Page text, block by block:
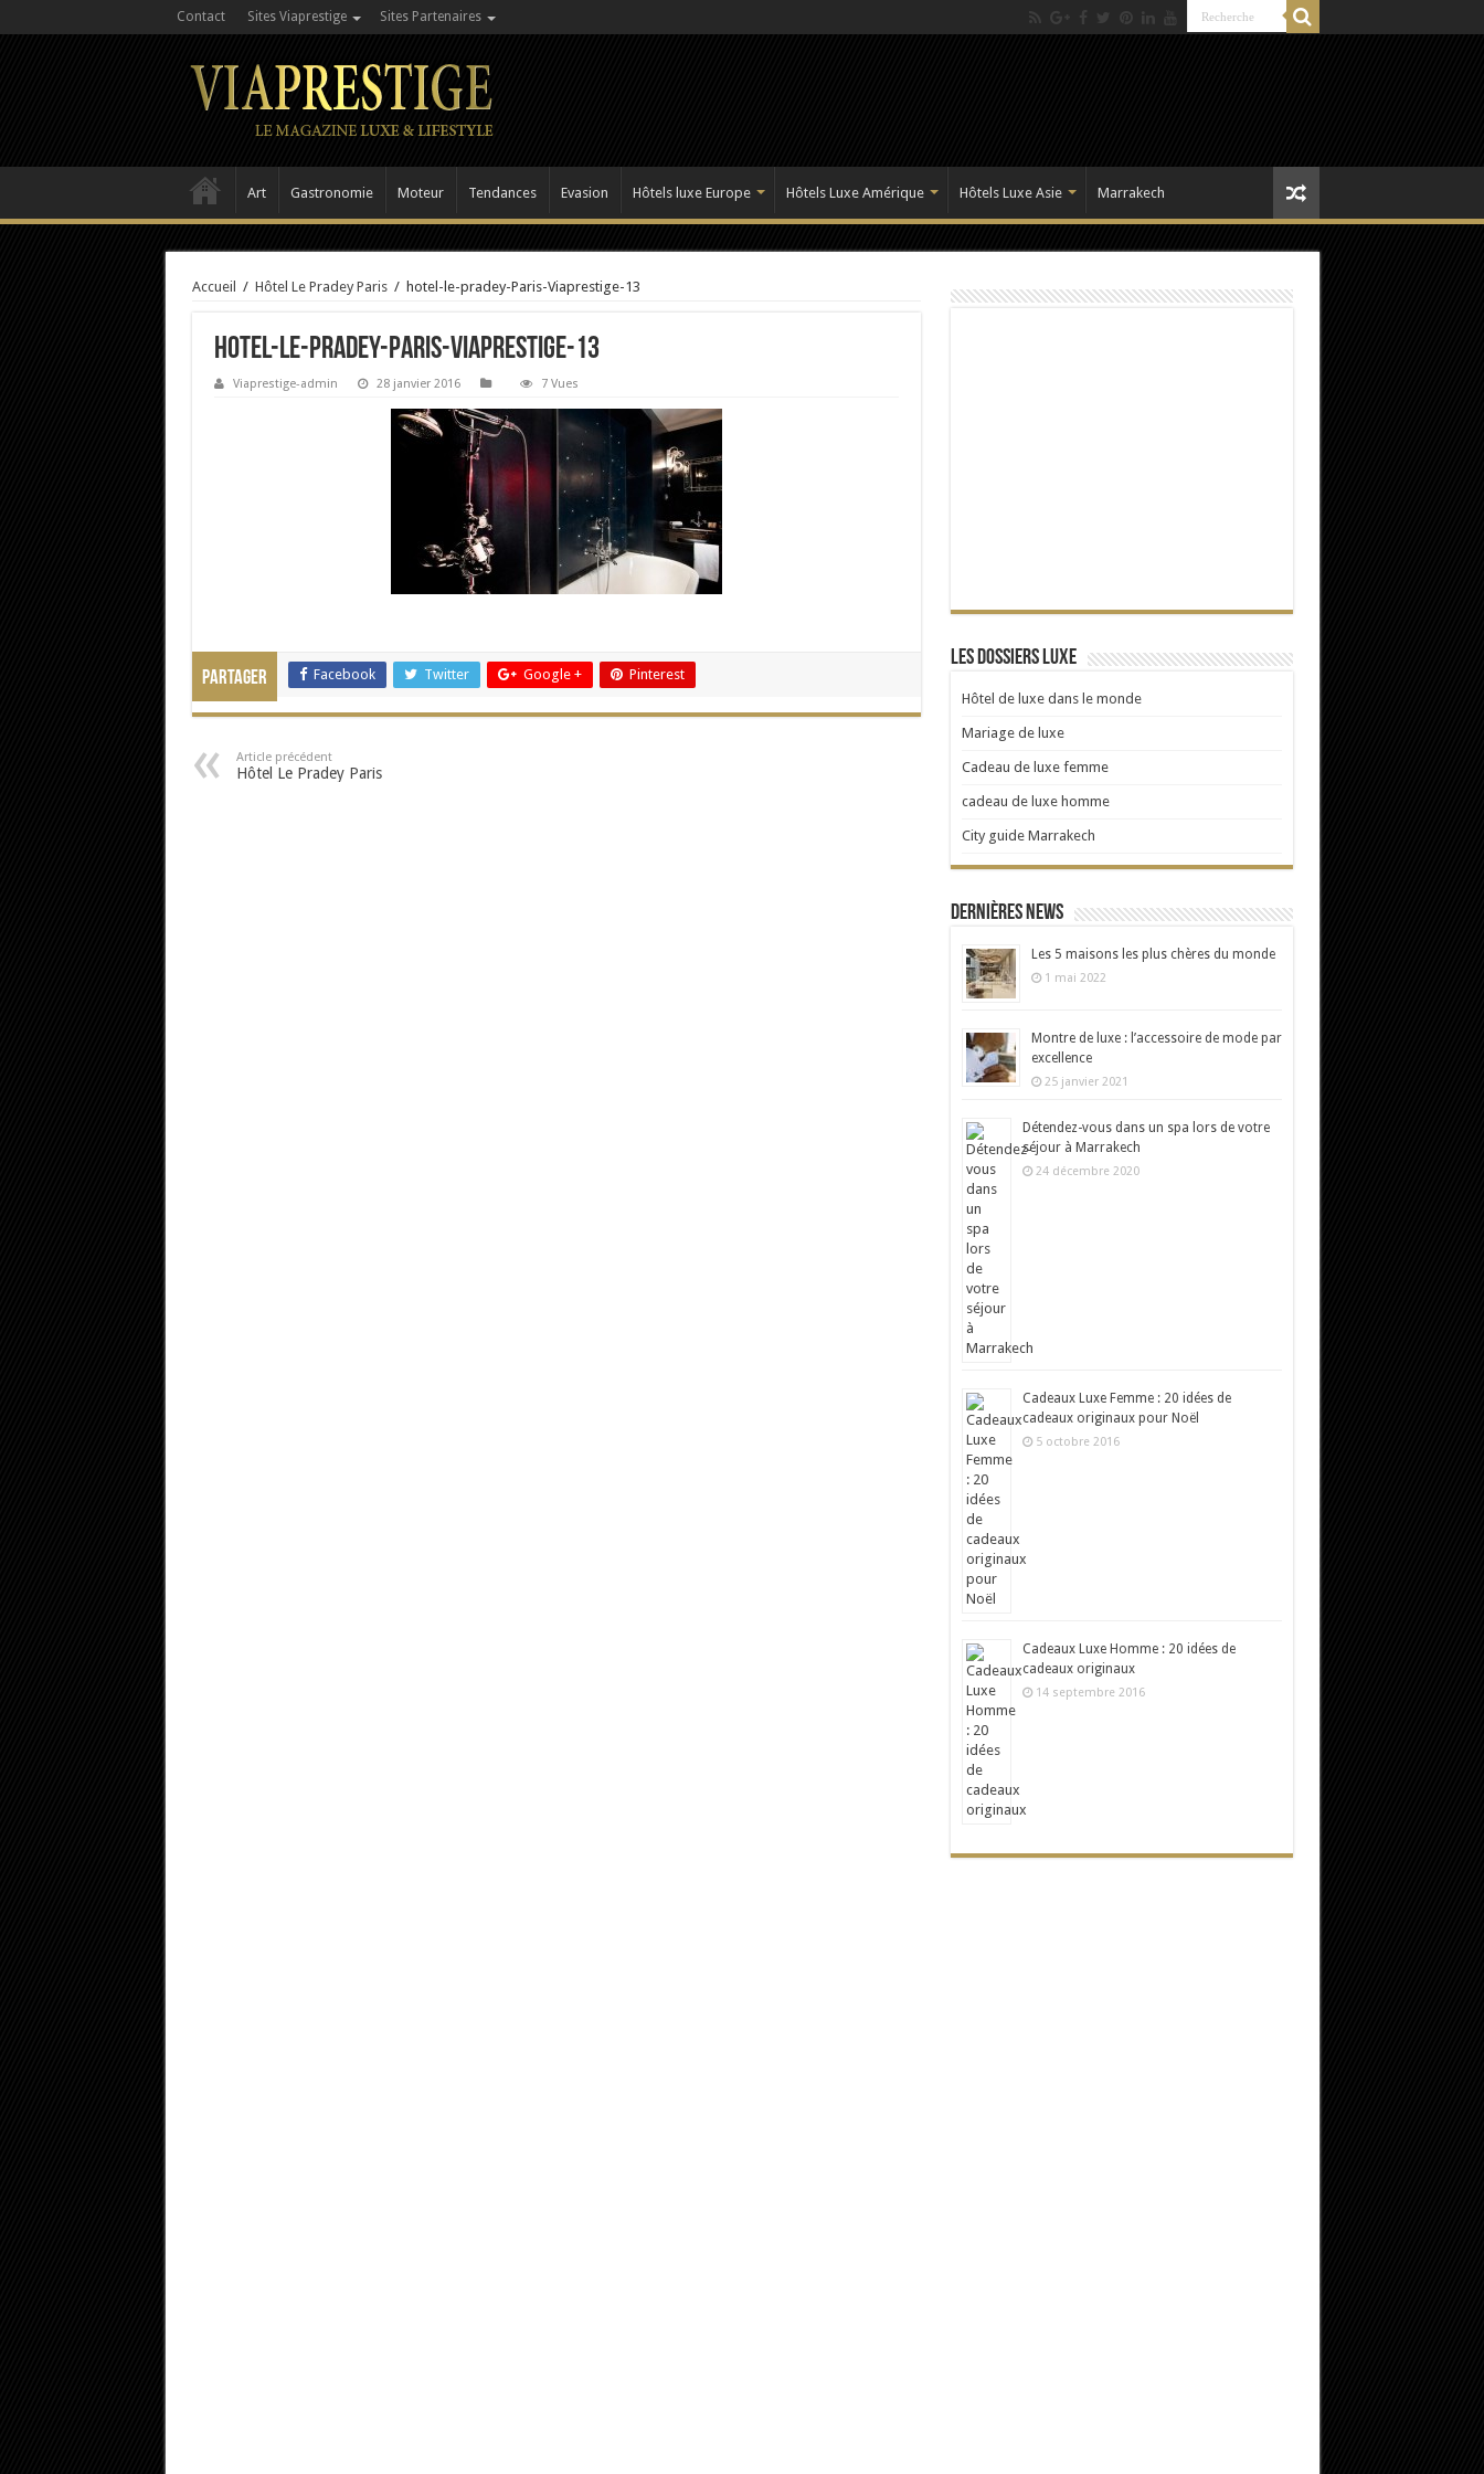
Contact Sites Viaprestige Sites Partenaires
Art Gastronomie Moteur Tendances Evasion Hôtels luxe Europe Hôtels Luxe Amérique Hôtels Luxe Asie Marrakech
Accueil / Hôtel Le Pradey Paris / hotel-le-pradey-Paris-Viaprestige-13
hotel-le-pradey-Paris-Viaprestige-13
Viaprestige-admin 28 janvier 2016 7 Vues
Partager Facebook Twitter Google + Pinterest
Article précédent
Hôtel Le Pradey Paris
Les dossiers Luxe
Hôtel de luxe dans le monde
Mariage de luxe
Cadeau de luxe femme
cadeau de luxe homme
City guide Marrakech
Dernières news
Les 5 maisons les plus chères du monde
1 mai 2022
Montre de luxe : l’accessoire de mode par
excellence
25 janvier 2021
Détendez-vous dans un spa lors de votre
séjour à Marrakech
24 décembre 2020
Cadeaux Luxe Femme : 20 idées de
cadeaux originaux pour Noël
5 octobre 2016
Cadeaux Luxe Homme : 20 idées de
cadeaux originaux
14 septembre 2016